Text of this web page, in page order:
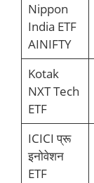
Nippon
India ETF
AINIFTY
Kotak
NXT Tech
ETF
ICICI प्रू
इनोवेशन
ETF